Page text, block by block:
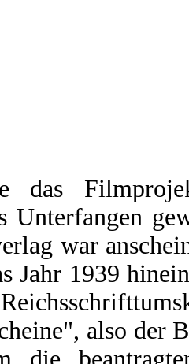
das
Unterfangen
war
Jahr 1939
also der